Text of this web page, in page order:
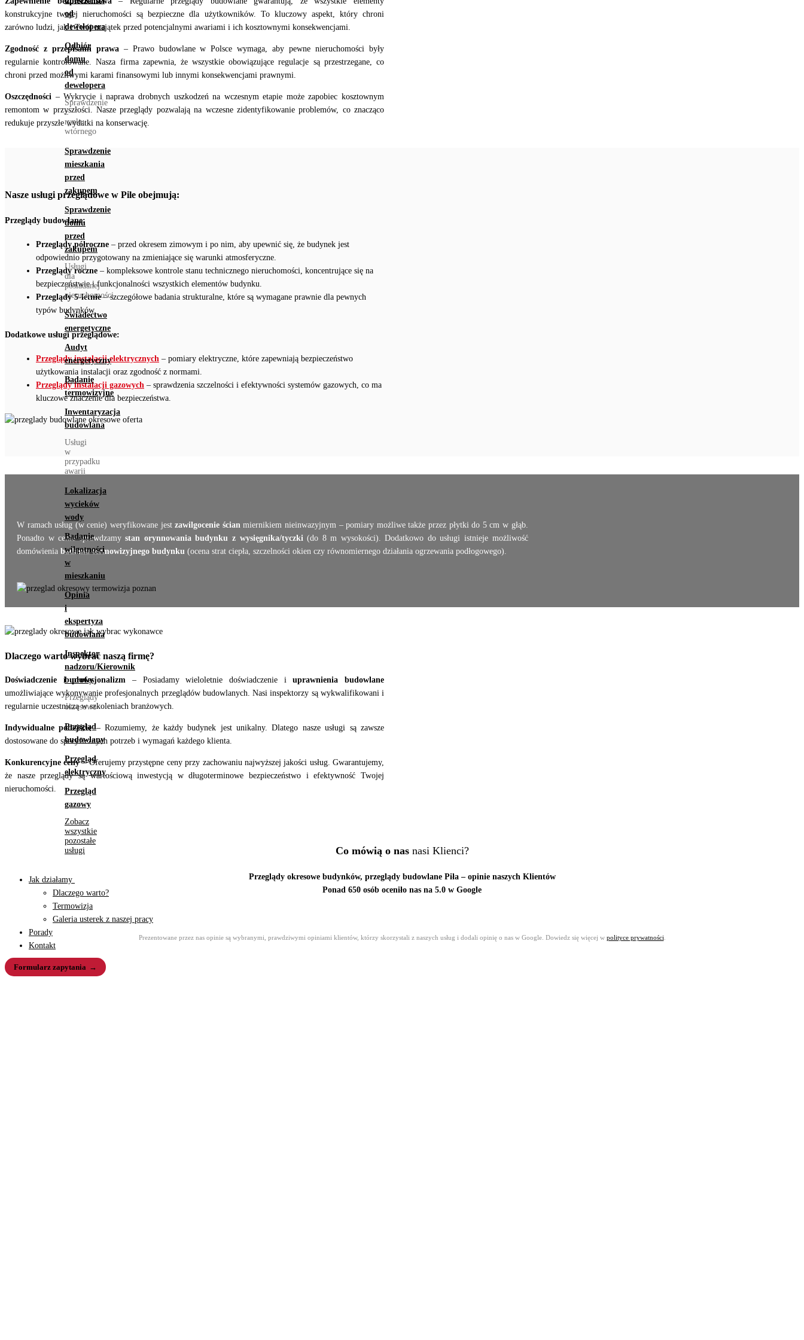
od
dewelopera
Odbiór
domu
od
dewelopera
Sprawdzenie
z
rynku
wtórnego
Sprawdzenie
mieszkania
przed
zakupem
Sprawdzenie
domu
przed
zakupem
Usługi
dla
posiadanej
nieruchomości
Świadectwo
energetyczne
Audyt
energetyczny
Badanie
termowizyjne
Inwentaryzacja
budowlana
Usługi
w
przypadku
awarii
Lokalizacja
wycieków
wody
Badanie
wilgotności
w
mieszkaniu
Opinia
i
ekspertyza
budowlana
Inspektor
nadzoru/Kierownik
budowy
Przeglądy
okresowe
Przegląd
budowlany
Przegląd
elektryczny
Przegląd
gazowy
Zobacz
wszystkie
pozostałe
usługi
Jak działamy
Dlaczego warto?
Termowizja
Galeria usterek z naszej pracy
Porady
Kontakt
Formularz zapytania
konstrukcyjne twojej nieruchomości są bezpieczne dla użytkowników. To kluczowy aspekt, który chroni
zarówno ludzi, jak i Twój majątek przed potencjalnymi awariami i ich kosztownymi konsekwencjami.
Zgodność z przepisami prawa– Prawo budowlane w Polsce wymaga, aby pewne nieruchomości były
regularnie kontrolowane. Nasza firma zapewnia, że wszystkie obowiązujące regulacje są przestrzegane, co
chroni przed możliwymi karami finansowymi lub innymi konsekwencjami prawnymi.
Oszczędności – Wykrycie i naprawa drobnych uszkodzeń na wczesnym etapie może zapobiec kosztownym
remontom w przyszłości. Nasze przeglądy pozwalają na wczesne zidentyfikowanie problemów, co znacząco
redukuje przyszłe wydatki na konserwację.
Nasze usługi przeglądowe w Pile obejmują:
Przeglądy budowlane:
Przeglądy półroczne – przed okresem zimowym i po nim, aby upewnić się, że budynek jest
odpowiednio przygotowany na zmieniające się warunki atmosferyczne.
Przeglądy roczne – kompleksowe kontrole stanu technicznego nieruchomości, koncentrujące się na
bezpieczeństwie i funkcjonalności wszystkich elementów budynku.
Przeglądy 5-letnie– szczegółowe badania strukturalne, które są wymagane prawnie dla pewnych
typów budynków.
Dodatkowe usługi przeglądowe:
Przeglądy instalacji elektrycznych – pomiary elektryczne, które zapewniają bezpieczeństwo
użytkowania instalacji oraz zgodność z normami.
Przeglądy instalacji gazowych – sprawdzenia szczelności i efektywności systemów gazowych, co ma
kluczowe znaczenie dla bezpieczeństwa.
W ramach usług (w cenie) weryfikowane jestzawilgocenie ścianmiernikiem nieinwazyjnym – pomiary możliwe także przez płytki do 5 cm w głąb.
Ponadto w cenie sprawdzamystan orynnowania budynku z wysięgnika/tyczki(do 8 m wysokości). Dodatkowo do usługi istnieje możliwość
domówienia badania termowizyjnego budynku (ocena strat ciepła, szczelności okien czy równomiernego działania ogrzewania podłogowego).
Dlaczego warto wybrać naszą firmę?
Doświadczenie i profesjonalizm – Posiadamy wieloletnie doświadczenie iuprawnienia budowlane
umożliwiające wykonywanie profesjonalnych przeglądów budowlanych. Nasi inspektorzy są wykwalifikowani i
regularnie uczestniczą w szkoleniach branżowych.
Indywidualne podejście– Rozumiemy, że każdy budynek jest unikalny. Dlatego nasze usługi są zawsze
dostosowane do specyficznych potrzeb i wymagań każdego klienta.
Konkurencyjne ceny– Oferujemy przystępne ceny przy zachowaniu najwyższej jakości usług. Gwarantujemy,
że nasze przeglądy są wartościową inwestycją w długoterminowe bezpieczeństwo i efektywność Twojej
nieruchomości.
Co mówią o nasnasi Klienci?
Przeglądy okresowe budynków, przeglądy budowlane Piła – opinie naszych Klientów
Ponad 650 osób oceniło nas na 5.0 w Google
Prezentowane przez nas opinie są wybranymi, prawdziwymi opiniami klientów, którzy skorzystali z naszych usług i dodali opinię o nas w Google. Dowiedz się więcej w polityce prywatności